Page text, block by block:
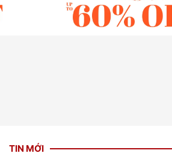
TIN MỚI